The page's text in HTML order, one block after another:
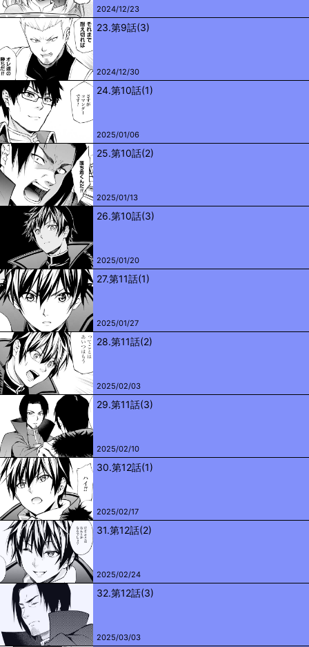
2024/12/23
23.第9話(3)
2024/12/30
24.第10話(1)
2025/01/06
25.第10話(2)
2025/01/13
26.第10話(3)
2025/01/20
27.第11話(1)
2025/01/27
28.第11話(2)
2025/02/03
29.第11話(3)
2025/02/10
30.第12話(1)
2025/02/17
31.第12話(2)
2025/02/24
32.第12話(3)
2025/03/03